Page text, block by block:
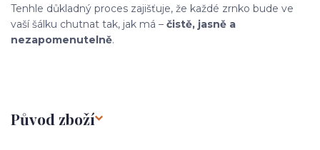
Tenhle důkladný proces zajišťuje, že každé zrnko bude ve
vaší šálku chutnat tak, jak má – čistě, jasně a
nezapomenutelně.
Původ zboží